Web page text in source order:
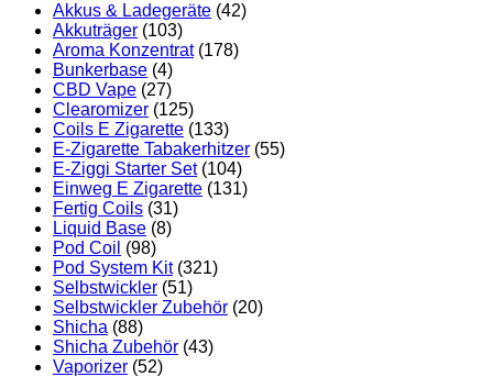
Akkus & Ladegeräte (42)
Akkuträger (103)
Aroma Konzentrat (178)
Bunkerbase (4)
CBD Vape (27)
Clearomizer (125)
Coils E Zigarette (133)
E-Zigarette Tabakerhitzer (55)
E-Ziggi Starter Set (104)
Einweg E Zigarette (131)
Fertig Coils (31)
Liquid Base (8)
Pod Coil (98)
Pod System Kit (321)
Selbstwickler (51)
Selbstwickler Zubehör (20)
Shicha (88)
Shicha Zubehör (43)
Vaporizer (52)